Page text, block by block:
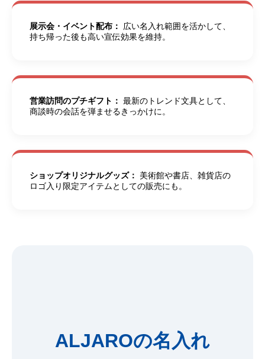
展示会・イベント配布：
広い名入れ範囲を活かして、
持ち帰った後も高い宣伝効果を維持。
営業訪問のプチギフト： 最新のトレンド文具として、
商談時の会話を弾ませるきっかけに。
ショップオリジナルグッズ：
美術館や書店、雑貨店の
ロゴ入り限定アイテムとしての販売にも。
ALJAROの名入れ